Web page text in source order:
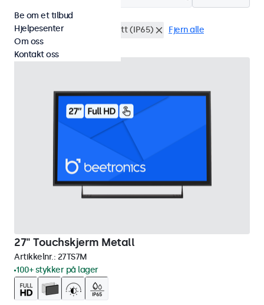
27" touchskjermer Støvtett (IP65) Fjern alle
27" Touchskjerm Metall
Artikkelnr.: 27TS7M
100+ stykker på lager
Be om et tilbud
Hjelpesenter
Om oss
Kontakt oss